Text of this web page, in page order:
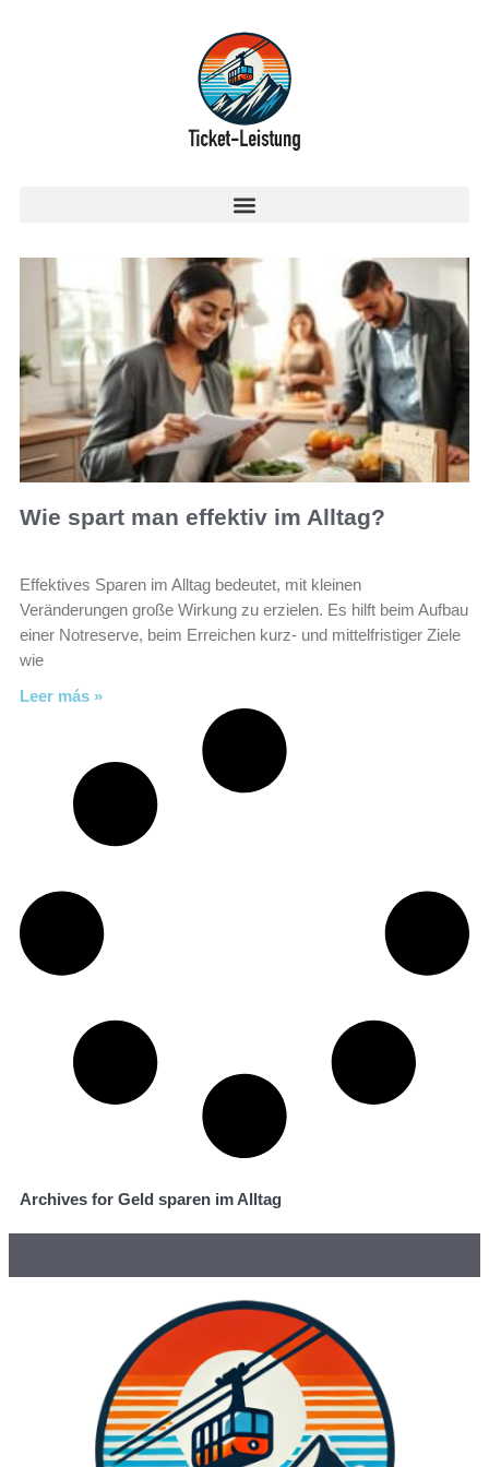
Wie spart man effektiv im Alltag?
Effektives Sparen im Alltag bedeutet, mit kleinen
Veränderungen große Wirkung zu erzielen. Es hilft beim Aufbau
einer Notreserve, beim Erreichen kurz- und mittelfristiger Ziele
wie
Leer más »
Archives for Geld sparen im Alltag